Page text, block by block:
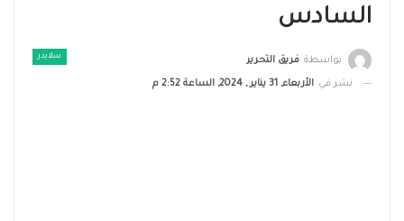
السادس
سلايدر بواسطة فريق التحرير
نشر في الأربعاء, 31 يناير , 2024, الساعة 2:52 م